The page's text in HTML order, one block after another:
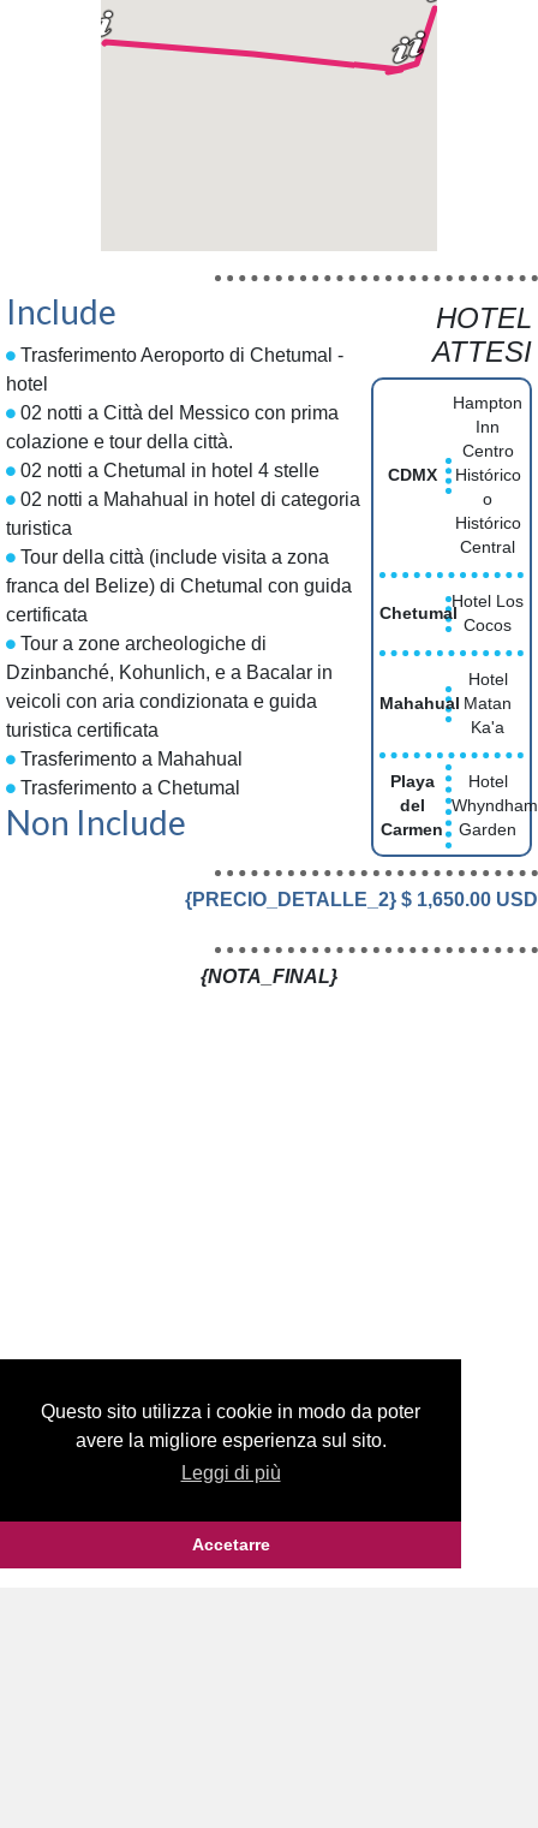
Questo sito utilizza i cookie in modo da poter
avere la migliore esperienza sul sito.
Leggi di più
Accetarre
Include
Trasferimento Aeroporto di Chetumal -
hotel
02 notti a Città del Messico con prima
colazione e tour della città.
02 notti a Chetumal in hotel 4 stelle
02 notti a Mahahual in hotel di categoria
turistica
Tour della città (include visita a zona
franca del Belize) di Chetumal con guida
certificata
Tour a zone archeologiche di
Dzinbanché, Kohunlich, e a Bacalar in
veicoli con aria condizionata e guida
turistica certificata
Trasferimento a Mahahual
Trasferimento a Chetumal
Non Include
HOTEL
ATTESI
CDMX
Hampton
Inn
Centro
Histórico
o
Histórico
Central
Chetumal
Hotel Los
Cocos
Mahahual
Hotel
Matan
Ka'a
Playa
del
Carmen
Hotel
Whyndham
Garden
{PRECIO_DETALLE_2} $ 1,650.00 USD
{NOTA_FINAL}